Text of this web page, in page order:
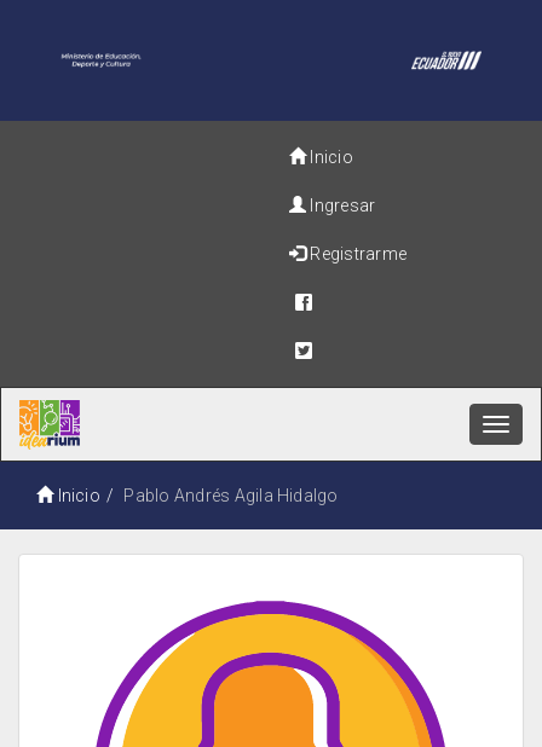
Inicio
Ingresar
Registrarme
Inicio Pablo Andrés Agila Hidalgo